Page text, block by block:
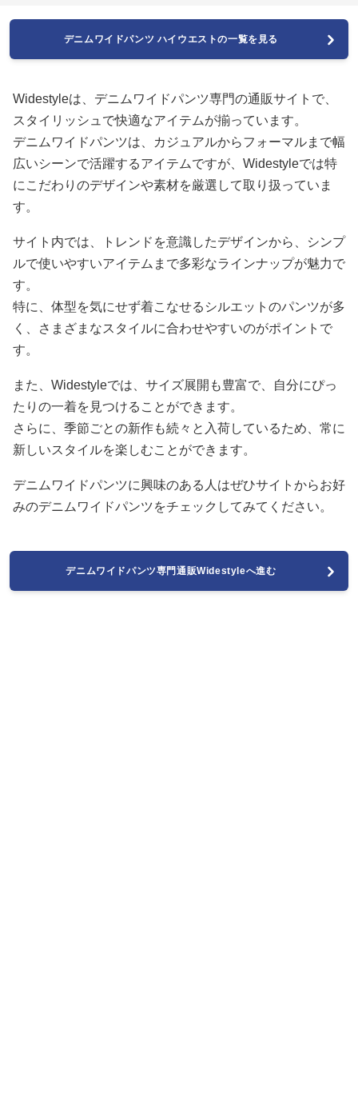
デニムワイドパンツ ハイウエストの一覧を見る
Widestyleは、デニムワイドパンツ専門の通販サイトで、
スタイリッシュで快適なアイテムが揃っています。
デニムワイドパンツは、カジュアルからフォーマルまで幅
広いシーンで活躍するアイテムですが、Widestyleでは特
にこだわりのデザインや素材を厳選して取り扱っていま
す。
サイト内では、トレンドを意識したデザインから、シンプ
ルで使いやすいアイテムまで多彩なラインナップが魅力で
す。
特に、体型を気にせず着こなせるシルエットのパンツが多
く、さまざまなスタイルに合わせやすいのがポイントで
す。
また、Widestyleでは、サイズ展開も豊富で、自分にぴっ
たりの一着を見つけることができます。
さらに、季節ごとの新作も続々と入荷しているため、常に
新しいスタイルを楽しむことができます。
デニムワイドパンツに興味のある人はぜひサイトからお好
みのデニムワイドパンツをチェックしてみてください。
デニムワイドパンツ専門通販Widestyleへ進む